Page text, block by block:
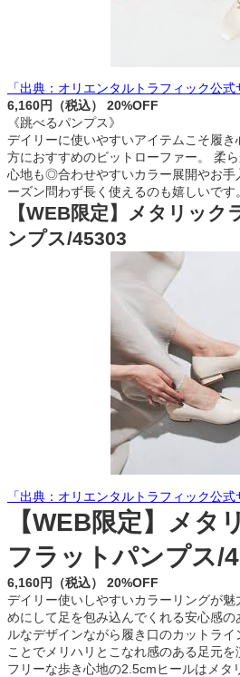
「出典：オリエンタルトラフィック公式
6,160円（税込） 20%OFF
《跳べるパンプス》
デイリーに使いやすいアイテムこそ履き
方におすすめのビットローファー。 柔
心地も◎合わせやすいカラー展開やお手
ーズン問わず長く使えるのも嬉しいです。
【WEB限定】メタリッ
ンプス/45303
「出典：オリエンタルトラフィック公式
【WEB限定】メタ
フラットパンプス/
6,160円（税込） 20%OFF
デイリー使いしやすいカラーリングが
めにして足を包み込んでくれる安心感
ルなデザインながら履き口のカットラ
ことでメリハリとこなれ感のある足元
フリーな歩き心地の2.5cmヒールはメタ